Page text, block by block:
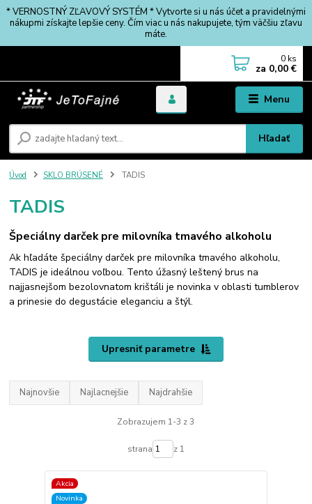
* VERNOSTNÝ ZĽAVOVÝ SYSTÉM * Vytvorte si u nás účet a pravidelnými
nákupmi získajte lepšie ceny. Čím viac u nás nakupujete, tým väčšiu zľavu
máte.
Menu
Hľadať
0 ks
za 0,00 €
Úvod SKLO BRÚSENÉ TADIS
TADIS
Špeciálny darček pre milovníka tmavého alkoholu
Ak hľadáte špeciálny darček pre milovníka tmavého alkoholu,
TADIS je ideálnou voľbou. Tento úžasný leštený brus na
najjasnejšom bezolovnatom krištáli je novinka v oblasti tumblerov
a prinesie do degustácie eleganciu a štýl.
Upresniť parametre
Najnovšie Najlacnejšie Najdrahšie
Zobrazujem 1-3 z 3
strana z 1
Akcia
Novinka